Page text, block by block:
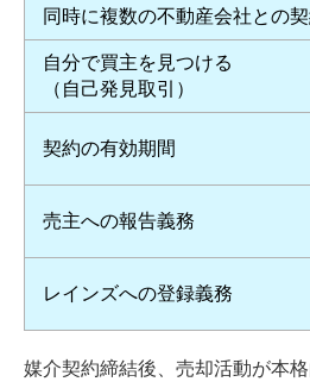
同時に複数の不動産会社との
自分で買主を見つける
（自己発見取引）
契約の有効期間
売主への報告義務
レインズへの登録義務
媒介契約締結後、売却活動が本